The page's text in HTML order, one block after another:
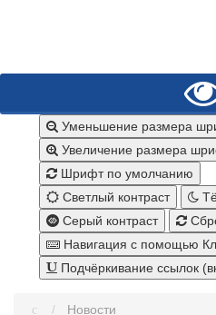
Уменьшение размера
Увеличение размера
Шрифт по умолчанию
Светлый контраст
Серый контраст
Навигация с помощью
Подчёркивание ссылок
Новости